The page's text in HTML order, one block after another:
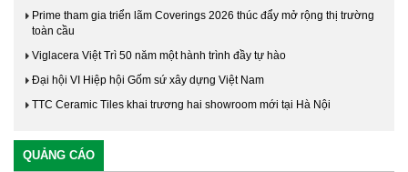
Prime tham gia triển lãm Coverings 2026 thúc đẩy mở rộng thị trường
toàn cầu
Viglacera Việt Trì 50 năm một hành trình đầy tự hào
Đại hội VI Hiệp hội Gốm sứ xây dựng Việt Nam
TTC Ceramic Tiles khai trương hai showroom mới tại Hà Nội
QUẢNG CÁO